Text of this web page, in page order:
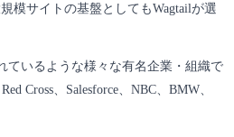
模サイトの基盤としてもWagtailが選
ているような様々な有名企業・組織で
Cross、Salesforce、NBC、BMW、